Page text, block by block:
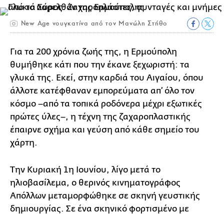
New Age νουγκατίνα από τον Μανώλη Στήθο
Για τα 200 χρόνια ζωής της, η Ερμούπολη
θυμήθηκε κάτι που την έκανε ξεχωριστή: τα
γλυκά της. Εκεί, στην καρδιά του Αιγαίου, όπου
άλλοτε κατέφθαναν εμπορεύματα απ’ όλο τον
κόσμο –από τα τοπικά ροδόνερα μέχρι εξωτικές
πρώτες ύλες–, η τέχνη της ζαχαροπλαστικής
έπαιρνε σχήμα και γεύση από κάθε σημείο του
χάρτη.
Την Κυριακή 1η Ιουνίου, λίγο μετά το
ηλιοβασίλεμα, ο θερινός κινηματογράφος
Απόλλων μεταμορφώθηκε σε σκηνή γευστικής
δημιουργίας. Σε ένα σκηνικό φορτισμένο με